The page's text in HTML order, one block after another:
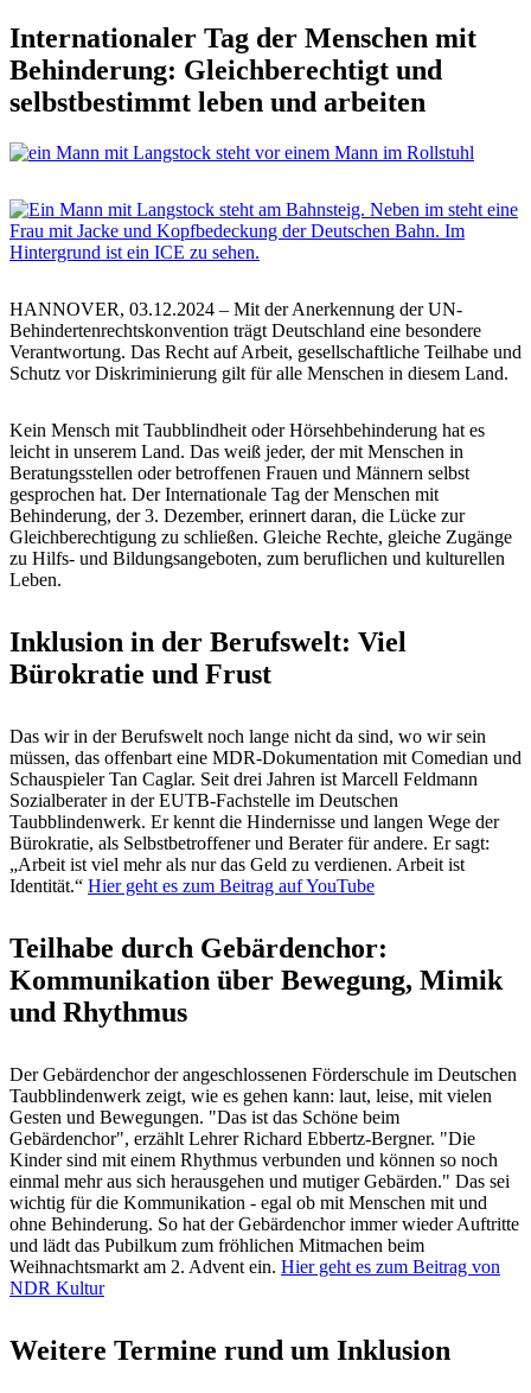
Internationaler Tag der Menschen mit
Behinderung: Gleichberechtigt und
selbstbestimmt leben und arbeiten
HANNOVER, 03.12.2024 – Mit der Anerkennung der UN-
Behindertenrechtskonvention trägt Deutschland eine besondere
Verantwortung. Das Recht auf Arbeit, gesellschaftliche Teilhabe und
Schutz vor Diskriminierung gilt für alle Menschen in diesem Land.
Kein Mensch mit Taubblindheit oder Hörsehbehinderung hat es
leicht in unserem Land. Das weiß jeder, der mit Menschen in
Beratungsstellen oder betroffenen Frauen und Männern selbst
gesprochen hat. Der Internationale Tag der Menschen mit
Behinderung, der 3. Dezember, erinnert daran, die Lücke zur
Gleichberechtigung zu schließen. Gleiche Rechte, gleiche Zugänge
zu Hilfs- und Bildungsangeboten, zum beruflichen und kulturellen
Leben.
Inklusion in der Berufswelt: Viel
Bürokratie und Frust
Das wir in der Berufswelt noch lange nicht da sind, wo wir sein
müssen, das offenbart eine MDR-Dokumentation mit Comedian und
Schauspieler Tan Caglar. Seit drei Jahren ist Marcell Feldmann
Sozialberater in der EUTB-Fachstelle im Deutschen
Taubblindenwerk. Er kennt die Hindernisse und langen Wege der
Bürokratie, als Selbstbetroffener und Berater für andere. Er sagt:
„Arbeit ist viel mehr als nur das Geld zu verdienen. Arbeit ist
Identität.“ Hier geht es zum Beitrag auf YouTube
Teilhabe durch Gebärdenchor:
Kommunikation über Bewegung, Mimik
und Rhythmus
Der Gebärdenchor der angeschlossenen Förderschule im Deutschen
Taubblindenwerk zeigt, wie es gehen kann: laut, leise, mit vielen
Gesten und Bewegungen. "Das ist das Schöne beim
Gebärdenchor", erzählt Lehrer Richard Ebbertz-Bergner. "Die
Kinder sind mit einem Rhythmus verbunden und können so noch
einmal mehr aus sich herausgehen und mutiger Gebärden." Das sei
wichtig für die Kommunikation - egal ob mit Menschen mit und
ohne Behinderung. So hat der Gebärdenchor immer wieder Auftritte
und lädt das Pubilkum zum fröhlichen Mitmachen beim
Weihnachtsmarkt am 2. Advent ein. Hier geht es zum Beitrag von
NDR Kultur
Weitere Termine rund um Inklusion